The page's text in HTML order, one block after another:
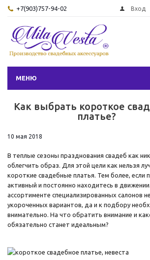
+7(903)757-94-02 Вход
МЕНЮ
Как выбрать короткое
платье?
10 мая 2018
В теплые сезоны празднования свадеб как
облегчить образ. Для этой цели как нельзя
короткие свадебные платья. Тем более, если
активный и постоянно находитесь в
ассортименте специализированных салонов
укороченных вариантов, да и к подбору
внимательно. На что обратить внимание и
обязательно станет идеальным?